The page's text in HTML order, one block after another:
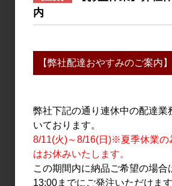
日本酒
醸 ひやおろし 720ml
1,700円
日本酒
よこや
醸 ひ
3,400円
内
【弊社配達おやすみのご案内】
弊社下記の通り連休中の配達業
いております。
8/11(火)～8/16(日)※夏季休業の
はお休みいたします。
この期間内に納品ご希望の場合
13:00までにご発注いただけま